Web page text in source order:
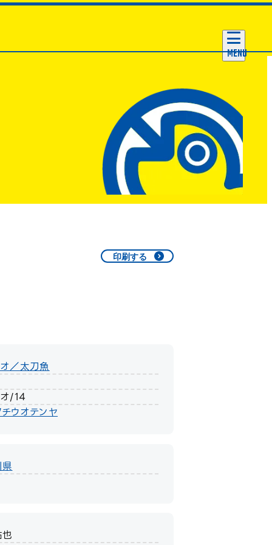
MENU
印刷する
／太刀魚
/14
ウオテンヤ